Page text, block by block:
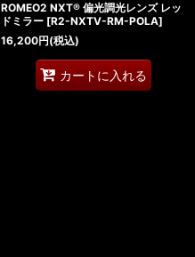
ROMEO2 NXT® 偏光調光レンズ レッ
ドミラー [R2-NXTV-RM-POLA]
16,200円(税込)
カートに入れる